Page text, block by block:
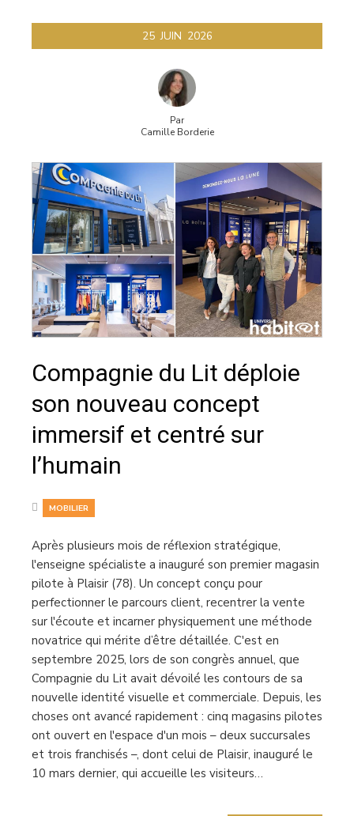
25 JUIN 2026
Par
Camille Borderie
Compagnie du Lit déploie
son nouveau concept
immersif et centré sur
l’humain
MOBILIER
Après plusieurs mois de réflexion stratégique,
l'enseigne spécialiste a inauguré son premier magasin
pilote à Plaisir (78). Un concept conçu pour
perfectionner le parcours client, recentrer la vente
sur l'écoute et incarner physiquement une méthode
novatrice qui mérite d’être détaillée. C'est en
septembre 2025, lors de son congrès annuel, que
Compagnie du Lit avait dévoilé les contours de sa
nouvelle identité visuelle et commerciale. Depuis, les
choses ont avancé rapidement : cinq magasins pilotes
ont ouvert en l'espace d'un mois – deux succursales
et trois franchisés –, dont celui de Plaisir, inauguré le
10 mars dernier, qui accueille les visiteurs…